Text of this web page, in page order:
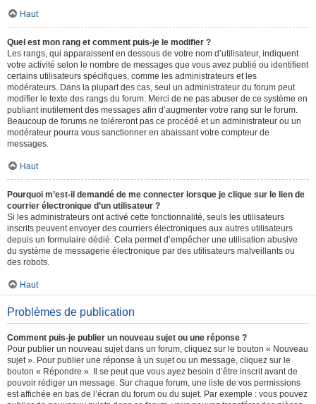
Haut
Quel est mon rang et comment puis-je le modifier ?
Les rangs, qui apparaissent en dessous de votre nom d’utilisateur, indiquent
votre activité selon le nombre de messages que vous avez publié ou identifient
certains utilisateurs spécifiques, comme les administrateurs et les
modérateurs. Dans la plupart des cas, seul un administrateur du forum peut
modifier le texte des rangs du forum. Merci de ne pas abuser de ce système en
publiant inutilement des messages afin d’augmenter votre rang sur le forum.
Beaucoup de forums ne toléreront pas ce procédé et un administrateur ou un
modérateur pourra vous sanctionner en abaissant votre compteur de
messages.
Haut
Pourquoi m’est-il demandé de me connecter lorsque je clique sur le lien de
courrier électronique d’un utilisateur ?
Si les administrateurs ont activé cette fonctionnalité, seuls les utilisateurs
inscrits peuvent envoyer des courriers électroniques aux autres utilisateurs
depuis un formulaire dédié. Cela permet d’empêcher une utilisation abusive
du système de messagerie électronique par des utilisateurs malveillants ou
des robots.
Haut
Problèmes de publication
Comment puis-je publier un nouveau sujet ou une réponse ?
Pour publier un nouveau sujet dans un forum, cliquez sur le bouton « Nouveau
sujet ». Pour publier une réponse à un sujet ou un message, cliquez sur le
bouton « Répondre ». Il se peut que vous ayez besoin d’être inscrit avant de
pouvoir rédiger un message. Sur chaque forum, une liste de vos permissions
est affichée en bas de l’écran du forum ou du sujet. Par exemple : vous pouvez